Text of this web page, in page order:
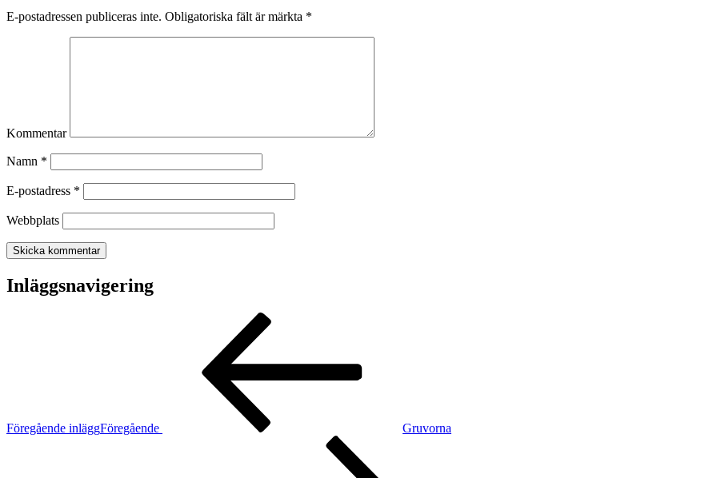
E-postadressen publiceras inte. Obligatoriska fält är märkta *
Kommentar
Namn *
E-postadress *
Webbplats
Inläggsnavigering
Föregående inläggFöregående Gruvorna